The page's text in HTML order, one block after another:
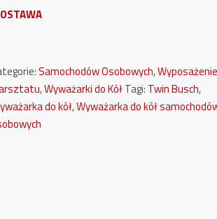
Samochodów Osobowych,Wyposażenie
,Wyważarki do KółTagi: Twin Busch,
do kół,Wyważarka do kół